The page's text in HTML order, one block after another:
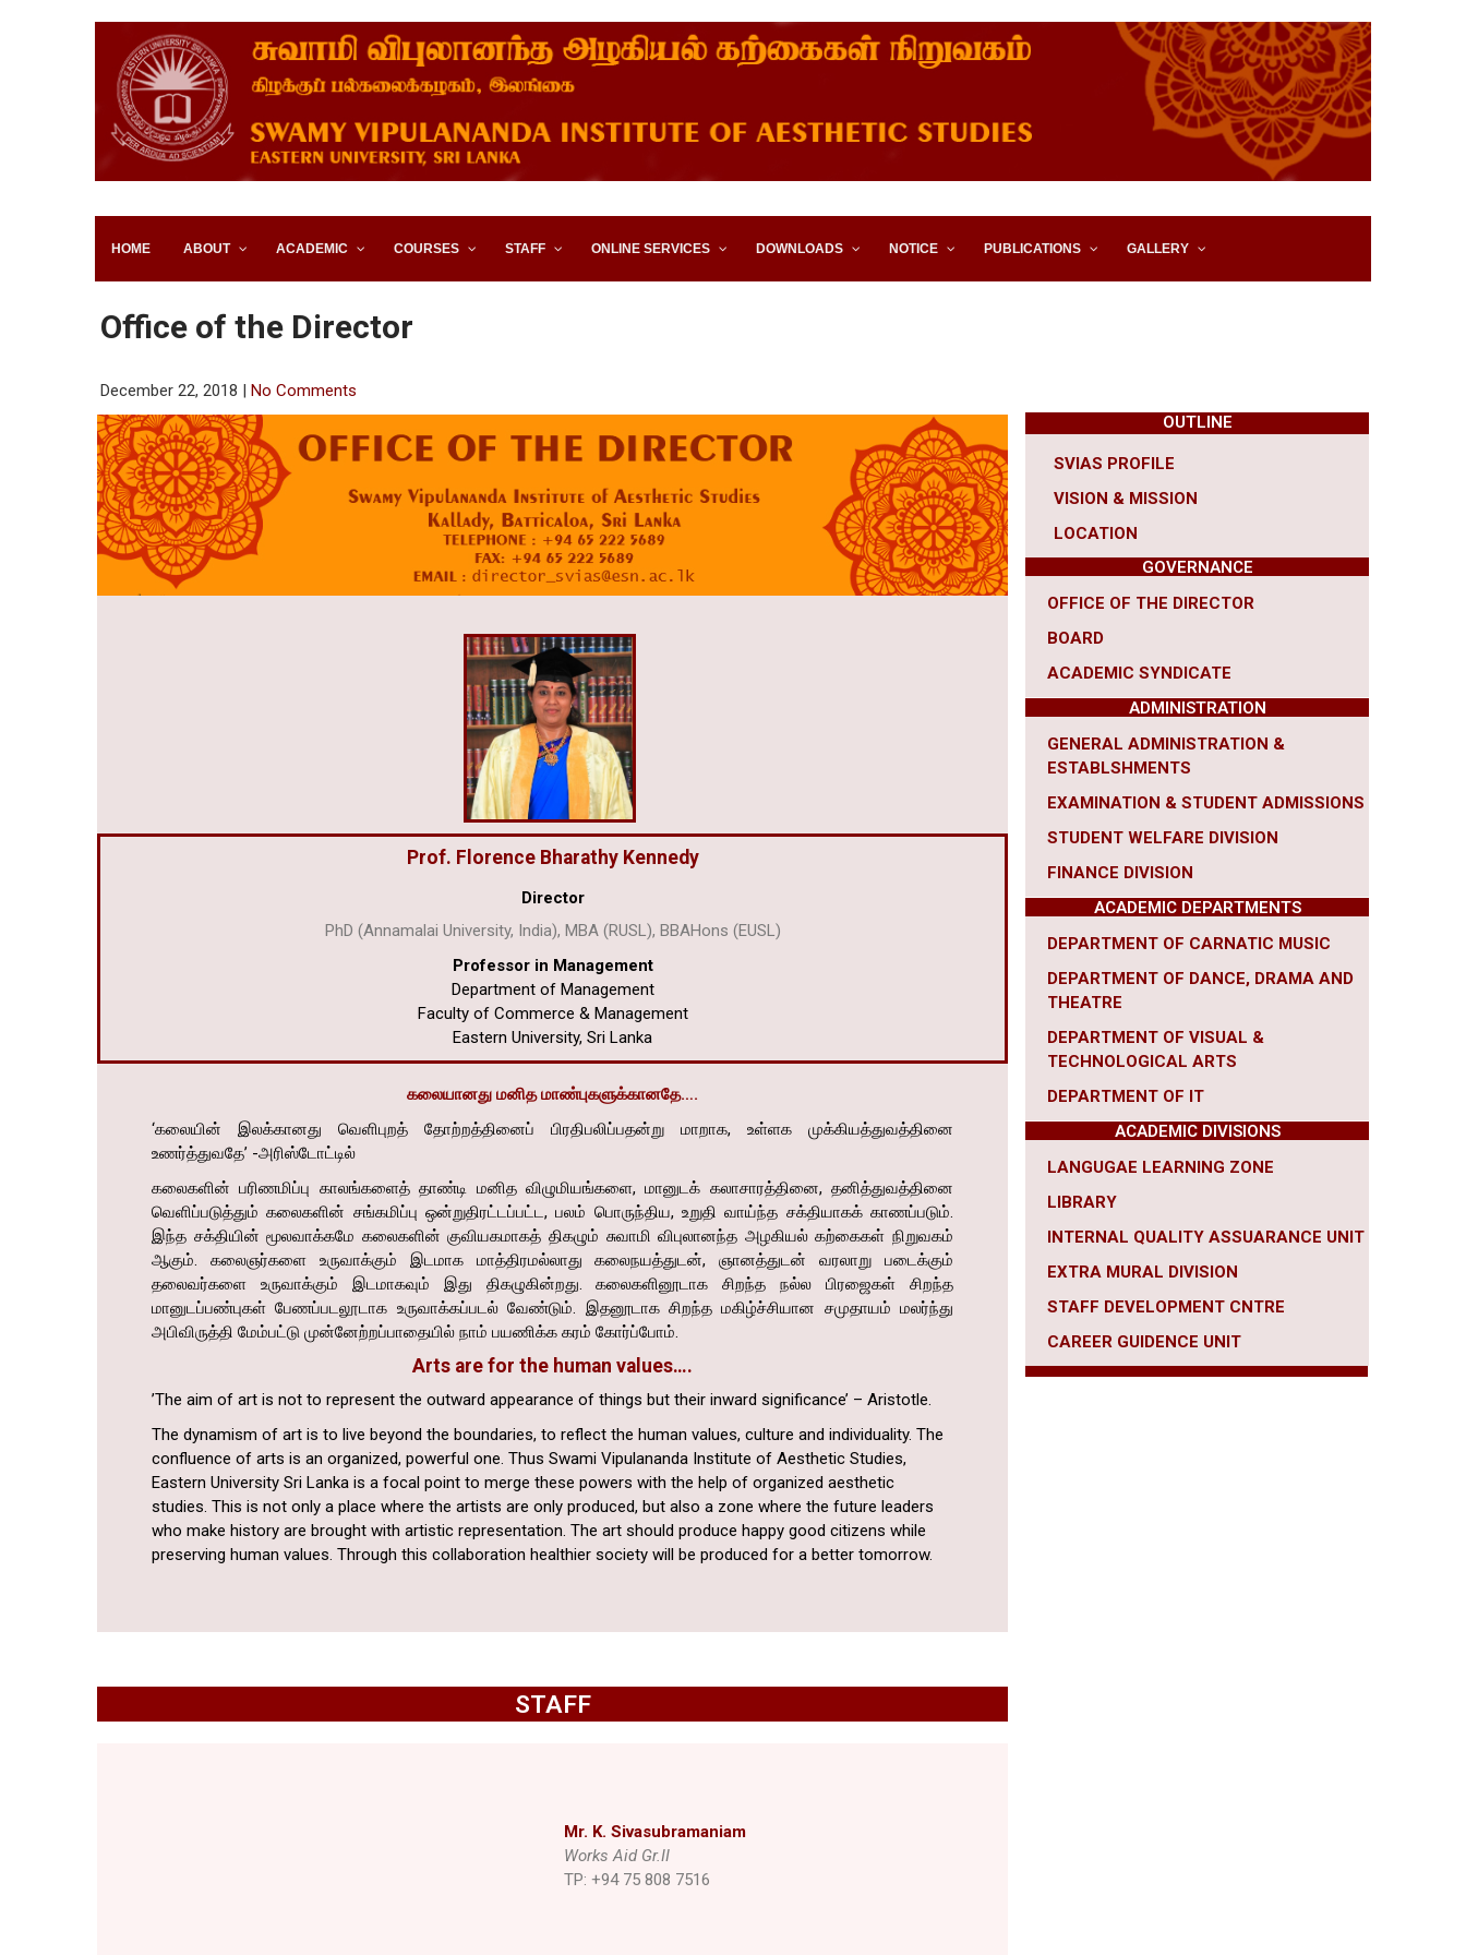
SWAMY VIPULANANDA INSTITUTE OF AESTHETIC STUDIES, EASTERN UNIVERSITY,
SRI LANKA
HOME ABOUT ACADEMIC COURSES STAFF ONLINE SERVICES DOWNLOADS NOTICE PUBLICATIONS GALLERY
Office of the Director
December 22, 2018 | No Comments
Prof. Florence Bharathy Kennedy
Director
PhD (Annamalai University, India), MBA (RUSL), BBAHons (EUSL)
Professor in Management
Department of Management
Faculty of Commerce & Management
Eastern University, Sri Lanka
கலையானது மனித மாண்புகளுக்கானதே….
‘கலையின் இலக்கானது வெளிபுறத் தோற்றத்தினைப் பிரதிபலிப்பதன்று மாறாக, உள்ளக முக்கியத்துவத்தினை
உணர்த்துவதே’ -அரிஸ்டோட்டில்
கலைகளின் பரிணமிப்பு காலங்களைத் தாண்டி மனித விழுமியங்களை, மானுடக் கலாசாரத்தினை, தனித்துவத்தினை
வெளிப்படுத்தும் கலைகளின் சங்கமிப்பு ஒன்றுதிரட்டப்பட்ட, பலம் பொருந்திய, உறுதி வாய்ந்த சக்தியாகக் காணப்படும்.
இந்த சக்தியின் மூலவாக்கமே கலைகளின் குவியகமாகத் திகழும் சுவாமி விபுலானந்த அழகியல் கற்கைகள் நிறுவகம்
ஆகும். கலைஞர்களை உருவாக்கும் இடமாக மாத்திரமல்லாது கலைநயத்துடன், ஞானத்துடன் வரலாறு படைக்கும்
தலைவர்களை உருவாக்கும் இடமாகவும் இது திகழுகின்றது. கலைகளினூடாக சிறந்த நல்ல பிரஜைகள் சிறந்த
மானுடப்பண்புகள் பேணப்படலூடாக உருவாக்கப்படல் வேண்டும். இதனூடாக சிறந்த மகிழ்ச்சியான சமுதாயம் மலர்ந்து
அபிவிருத்தி மேம்பட்டு முன்னேற்றப்பாதையில் நாம் பயணிக்க கரம் கோர்ப்போம்.
Arts are for the human values….
’The aim of art is not to represent the outward appearance of things but their inward significance’ – Aristotle.
The dynamism of art is to live beyond the boundaries, to reflect the human values, culture and individuality. The
confluence of arts is an organized, powerful one. Thus Swami Vipulananda Institute of Aesthetic Studies,
Eastern University Sri Lanka is a focal point to merge these powers with the help of organized aesthetic
studies. This is not only a place where the artists are only produced, but also a zone where the future leaders
who make history are brought with artistic representation. The art should produce happy good citizens while
preserving human values. Through this collaboration healthier society will be produced for a better tomorrow.
STAFF
Mr. K. Sivasubramaniam
Works Aid Gr.II
TP: +94 75 808 7516
OUTLINE
SVIAS PROFILE
VISION & MISSION
LOCATION
GOVERNANCE
OFFICE OF THE DIRECTOR
BOARD
ACADEMIC SYNDICATE
ADMINISTRATION
GENERAL ADMINISTRATION &
ESTABLSHMENTS
EXAMINATION & STUDENT ADMISSIONS
STUDENT WELFARE DIVISION
FINANCE DIVISION
ACADEMIC DEPARTMENTS
DEPARTMENT OF CARNATIC MUSIC
DEPARTMENT OF DANCE, DRAMA AND
THEATRE
DEPARTMENT OF VISUAL &
TECHNOLOGICAL ARTS
DEPARTMENT OF IT
ACADEMIC DIVISIONS
LANGUGAE LEARNING ZONE
LIBRARY
INTERNAL QUALITY ASSUARANCE UNIT
EXTRA MURAL DIVISION
STAFF DEVELOPMENT CNTRE
CAREER GUIDENCE UNIT